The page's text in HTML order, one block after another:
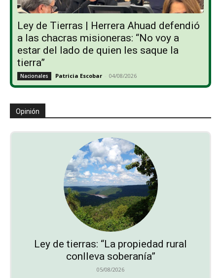
Ley de Tierras | Herrera Ahuad defendió
a las chacras misioneras: “No voy a
estar del lado de quien les saque la
tierra”
Nacionales Patricia Escobar - 04/08/2026
Opinión
Ley de tierras: “La propiedad rural
conlleva soberanía”
05/08/2026